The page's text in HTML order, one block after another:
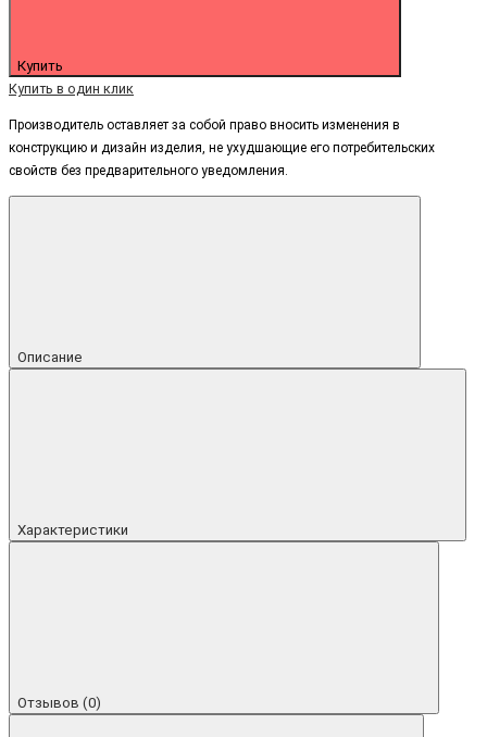
Купить
Купить в один клик
Производитель оставляет за собой право вносить изменения в
конструкцию и дизайн изделия, не ухудшающие его потребительских
свойств без предварительного уведомления.
Описание
Характеристики
Отзывов (0)